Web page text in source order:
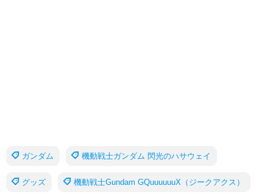
ガンダム 機動戦士ガンダム 閃光のハサウェイ
グッズ 機動戦士Gundam GQuuuuuuX（ジークアクス）